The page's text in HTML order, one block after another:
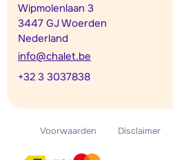
Wipmolenlaan 3
3447 GJ Woerden
Nederland
info@chalet.be
+32 3 3037838
Voorwaarden Disclaimer